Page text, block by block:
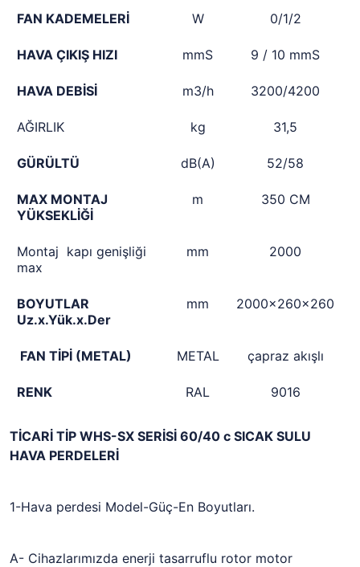
FAN KADEMELERİ W 0/1/2
HAVA ÇIKIŞ HIZI mmS 9 / 10 mmS
HAVA DEBİSİ m3/h 3200/4200
AĞIRLIK kg 31,5
GÜRÜLTÜ dB(A) 52/58
MAX MONTAJ
YÜKSEKLİĞİ
m 350 CM
Montaj kapı genişliği
max
mm 2000
BOYUTLAR
Uz.x.Yük.x.Der
mm 2000x260x260
FAN TİPİ (METAL) METAL çapraz akışlı
RENK RAL 9016
TİCARİ TİP WHS-SX SERİSİ 60/40 c SICAK SULU
HAVA PERDELERİ
1-Hava perdesi Model-Güç-En Boyutları.
A- Cihazlarımızda enerji tasarruflu rotor motor